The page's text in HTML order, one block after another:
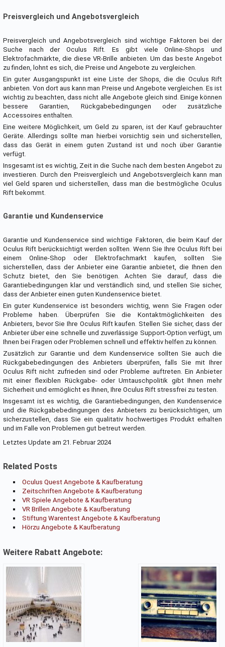
Preisvergleich und Angebotsvergleich
Preisvergleich und Angebotsvergleich sind wichtige Faktoren bei der
Suche nach der Oculus Rift. Es gibt viele Online-Shops und
Elektrofachmärkte, die diese VR-Brille anbieten. Um das beste Angebot
zu finden, lohnt es sich, die Preise und Angebote zu vergleichen.
Ein guter Ausgangspunkt ist eine Liste der Shops, die die Oculus Rift
anbieten. Von dort aus kann man Preise und Angebote vergleichen. Es ist
wichtig zu beachten, dass nicht alle Angebote gleich sind. Einige können
bessere Garantien, Rückgabebedingungen oder zusätzliche
Accessoires enthalten.
Eine weitere Möglichkeit, um Geld zu sparen, ist der Kauf gebrauchter
Geräte. Allerdings sollte man hierbei vorsichtig sein und sicherstellen,
dass das Gerät in einem guten Zustand ist und noch über Garantie
verfügt.
Insgesamt ist es wichtig, Zeit in die Suche nach dem besten Angebot zu
investieren. Durch den Preisvergleich und Angebotsvergleich kann man
viel Geld sparen und sicherstellen, dass man die bestmögliche Oculus
Rift bekommt.
Garantie und Kundenservice
Garantie und Kundenservice sind wichtige Faktoren, die beim Kauf der
Oculus Rift berücksichtigt werden sollten. Wenn Sie Ihre Oculus Rift bei
einem Online-Shop oder Elektrofachmarkt kaufen, sollten Sie
sicherstellen, dass der Anbieter eine Garantie anbietet, die Ihnen den
Schutz bietet, den Sie benötigen. Achten Sie darauf, dass die
Garantiebedingungen klar und verständlich sind, und stellen Sie sicher,
dass der Anbieter einen guten Kundenservice bietet.
Ein guter Kundenservice ist besonders wichtig, wenn Sie Fragen oder
Probleme haben. Überprüfen Sie die Kontaktmöglichkeiten des
Anbieters, bevor Sie Ihre Oculus Rift kaufen. Stellen Sie sicher, dass der
Anbieter über eine schnelle und zuverlässige Support-Option verfügt, um
Ihnen bei Fragen oder Problemen schnell und effektiv helfen zu können.
Zusätzlich zur Garantie und dem Kundenservice sollten Sie auch die
Rückgabebedingungen des Anbieters überprüfen, falls Sie mit Ihrer
Oculus Rift nicht zufrieden sind oder Probleme auftreten. Ein Anbieter
mit einer flexiblen Rückgabe- oder Umtauschpolitik gibt Ihnen mehr
Sicherheit und ermöglicht es Ihnen, Ihre Oculus Rift stressfrei zu testen.
Insgesamt ist es wichtig, die Garantiebedingungen, den Kundenservice
und die Rückgabebedingungen des Anbieters zu berücksichtigen, um
sicherzustellen, dass Sie ein qualitativ hochwertiges Produkt erhalten
und im Falle von Problemen gut betreut werden.
Letztes Update am 21. Februar 2024
Related Posts
Oculus Quest Angebote & Kaufberatung
Zeitschriften Angebote & Kaufberatung
VR Spiele Angebote & Kaufberatung
VR Brillen Angebote & Kaufberatung
Stiftung Warentest Angebote & Kaufberatung
Hörzu Angebote & Kaufberatung
Weitere Rabatt Angebote: